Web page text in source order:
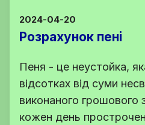
2024-04-20
Розрахунок пені
Пеня - це неустойка,
відсотках від суми
виконаного грошового
кожен день